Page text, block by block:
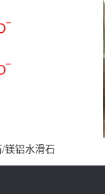
镁铝水滑石